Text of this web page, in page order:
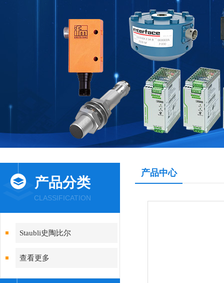
产品分类
CLASSIFICATION
Staubli史陶比尔
查看更多
产品中心